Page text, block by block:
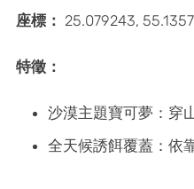
座標： 25.079243,
特徵：
沙漠主題寶可夢：穿
全天候誘餌覆蓋：依